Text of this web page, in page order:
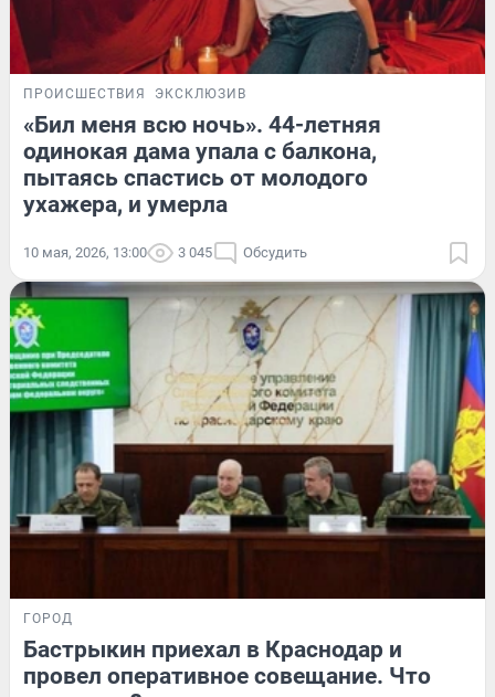
ПРОИСШЕСТВИЯ ЭКСКЛЮЗИВ
«Бил меня всю ночь». 44-летняя
одинокая дама упала с балкона,
пытаясь спастись от молодого
ухажера, и умерла
10 мая, 2026, 13:00 3 045 Обсудить
ГОРОД
Бастрыкин приехал в Краснодар и
провел оперативное совещание. Что